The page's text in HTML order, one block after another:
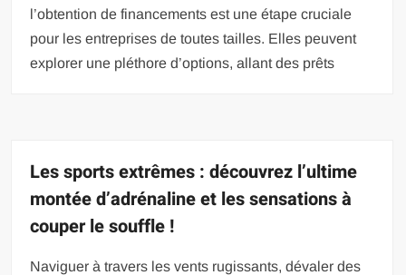
l’obtention de financements est une étape cruciale
pour les entreprises de toutes tailles. Elles peuvent
explorer une pléthore d’options, allant des prêts
Les sports extrêmes : découvrez l’ultime
montée d’adrénaline et les sensations à
couper le souffle !
Naviguer à travers les vents rugissants, dévaler des